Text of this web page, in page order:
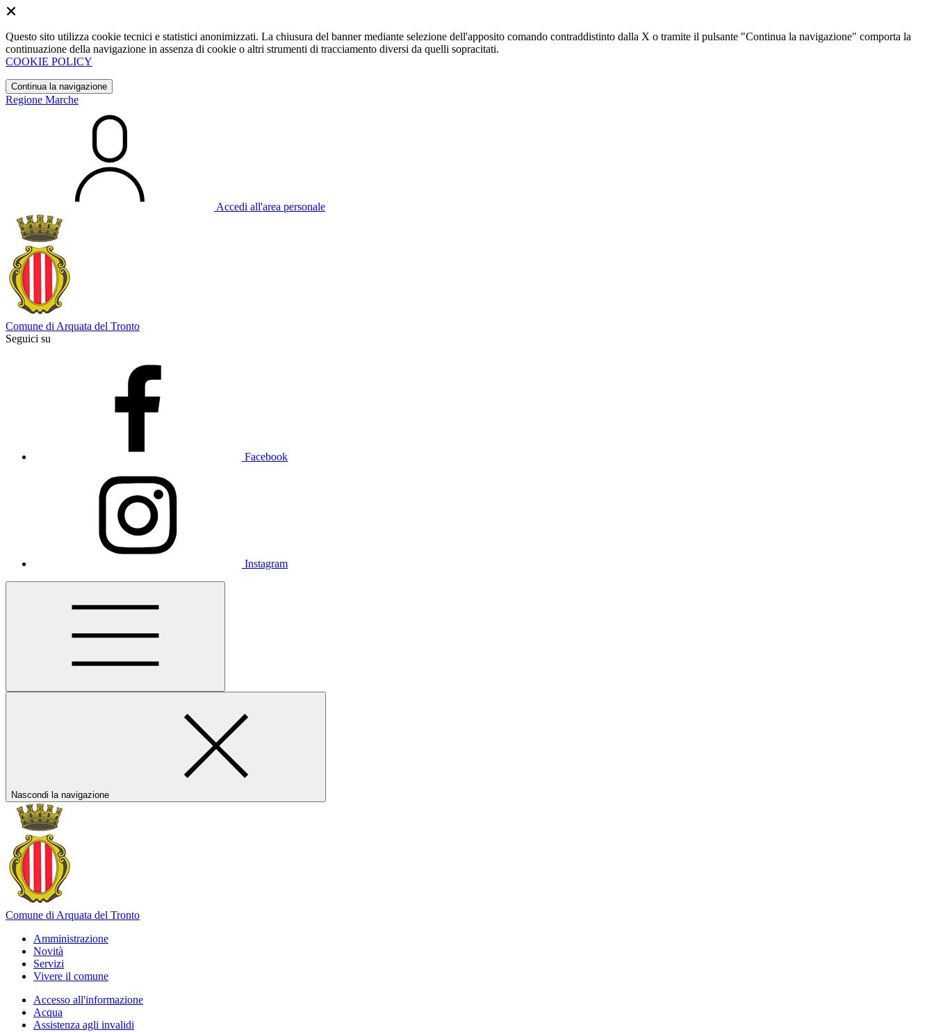
Questo sito utilizza cookie tecnici e statistici anonimizzati. La chiusura del banner mediante selezione dell'apposito comando contraddistinto dalla X o tramite il pulsante "Continua la navigazione" comporta la
continuazione della navigazione in assenza di cookie o altri strumenti di tracciamento diversi da quelli sopracitati.
COOKIE POLICY
Continua la navigazione
Regione Marche
Accedi all'area personale
Comune di Arquata del Tronto
Seguici su
Facebook
Instagram
Nascondi la navigazione
Comune di Arquata del Tronto
Amministrazione
Novità
Servizi
Vivere il comune
Accesso all'informazione
Acqua
Assistenza agli invalidi